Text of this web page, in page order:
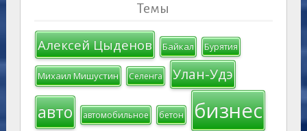
Темы
Алексей Цыденов Байкал Бурятия
Михаил Мишустин Селенга Улан-Удэ
авто автомобильное бетон бизнес